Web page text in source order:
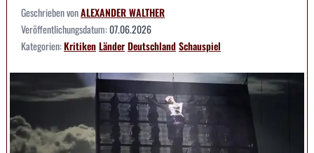
Geschrieben vonALEXANDER WALTHER
Veröffentlichungsdatum:07.06.2026
Kategorien:KritikenLänderDeutschlandSchauspiel